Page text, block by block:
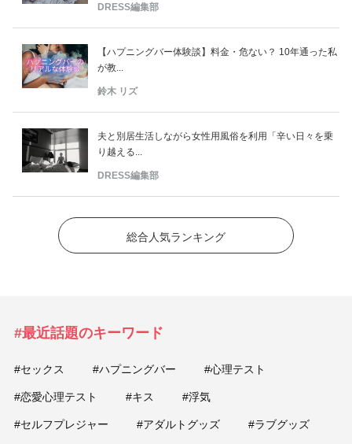
DRESS編集部
【ハプニングバー体験談】料金・危ない？ 10年通った私
が教...
鈴木 リズ
夫と別居生活しながら女性用風俗を利用「辛い日々を乗
り越える...
DRESS編集部
総合人気ランキング
#最近話題のキーワード
#セックス #ハプニングバー #心理テスト
#恋愛心理テスト #キス #浮気
#セルフプレジャー #アダルトグッズ #ラブグッズ